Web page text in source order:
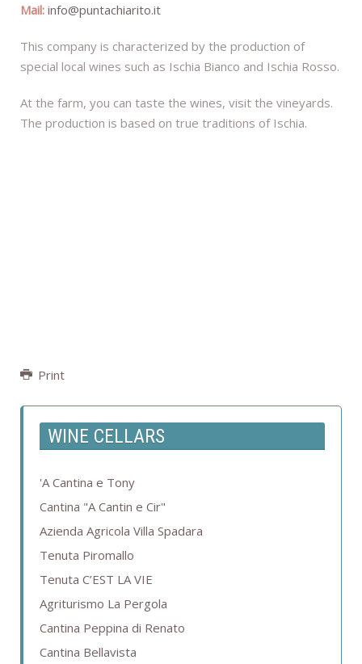
Mail: info@puntachiarito.it
This company is characterized by the production of
special local wines such as Ischia Bianco and Ischia Rosso.
At the farm, you can taste the wines, visit the vineyards.
The production is based on true traditions of Ischia.
Print
WINE CELLARS
'A Cantina e Tony
Cantina "A Cantin e Cir"
Azienda Agricola Villa Spadara
Tenuta Piromallo
Tenuta C’EST LA VIE
Agriturismo La Pergola
Cantina Peppina di Renato
Cantina Bellavista